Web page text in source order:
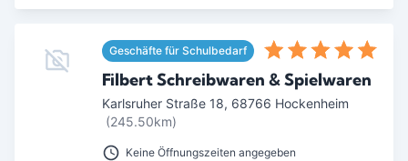
Geschäfte für Schulbedarf
Filbert Schreibwaren & Spielwaren
Karlsruher Straße 18, 68766 Hockenheim
(245.50km)
Keine Öffnungszeiten angegeben